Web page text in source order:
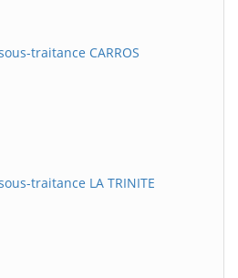
traitance CARROS
traitance LA TRINITE